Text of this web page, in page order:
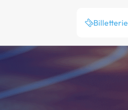
Billetterie